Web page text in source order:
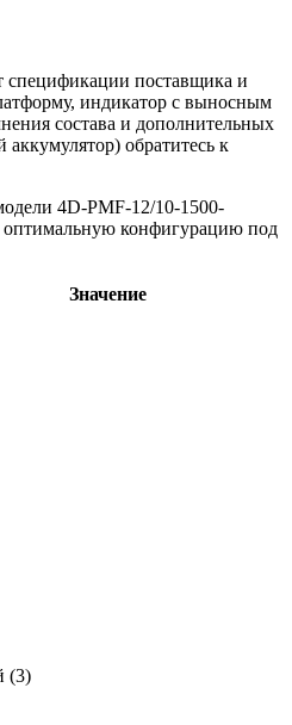
спецификации поставщика и
индикатор с выносным
состава и дополнительных
обратитесь к
4D-PMF-12/10-1500-
конфигурацию под
Значение
(3)